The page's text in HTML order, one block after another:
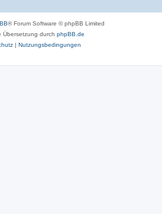
® Forum Software © phpBB Limited
Übersetzung durch phpBB.de
| Nutzungsbedingungen